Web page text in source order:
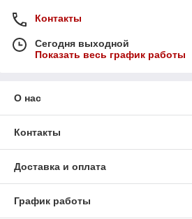
Контакты
Сегодня выходной
Показать весь график работы
О нас
Контакты
Доставка и оплата
График работы